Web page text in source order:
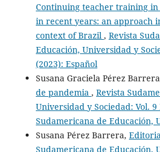
Continuing teacher training
in recent years: an approach
context of Brazil , Revista
Educación, Universidad y
(2023): Español
Susana Graciela Pérez
de pandemia , Revista
Universidad y Sociedad: Vol. 9
Sudamericana de Educación,
Susana Pérez Barrera,
Sudamericana de Educación,